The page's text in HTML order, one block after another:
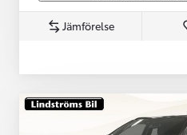
Jämförelse